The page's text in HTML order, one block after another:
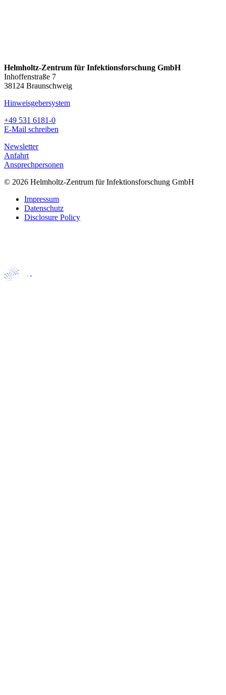
Helmholtz-Zentrum für Infektionsforschung GmbH
Inhoffenstraße 7
38124 Braunschweig
Hinweisgebersystem
+49 531 6181-0
E-Mail schreiben
Newsletter
Anfahrt
Ansprechpersonen
© 2026 Helmholtz-Zentrum für Infektionsforschung GmbH
Impressum
Datenschutz
Disclosure Policy